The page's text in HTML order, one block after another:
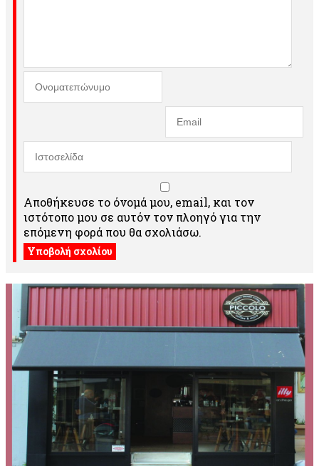
Αποθήκευσε το όνομά μου, email, και τον
ιστότοπο μου σε αυτόν τον πλοηγό για την
επόμενη φορά που θα σχολιάσω.